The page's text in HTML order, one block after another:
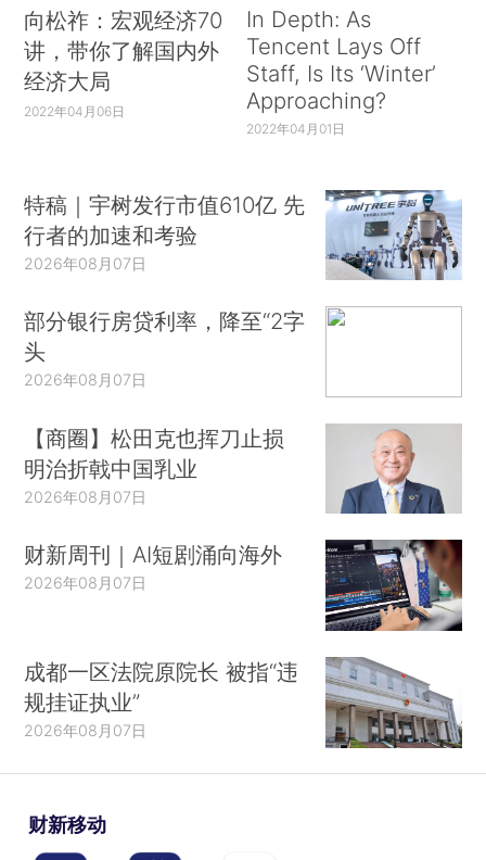
向松祚：宏观经济70
讲，带你了解国内外
经济大局
2022年04月06日
In Depth: As
Tencent Lays Off
Staff, Is Its ‘Winter’
Approaching?
2022年04月01日
特稿｜宇树发行市值610亿 先
行者的加速和考验
2026年08月07日
部分银行房贷利率，降至“2字
头
2026年08月07日
【商圈】松田克也挥刀止损
明治折戟中国乳业
2026年08月07日
财新周刊｜AI短剧涌向海外
2026年08月07日
成都一区法院原院长 被指“违
规挂证执业”
2026年08月07日
财新移动